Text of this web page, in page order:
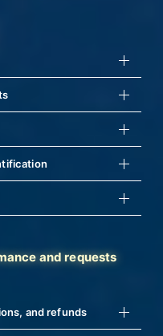
and requests
and refunds